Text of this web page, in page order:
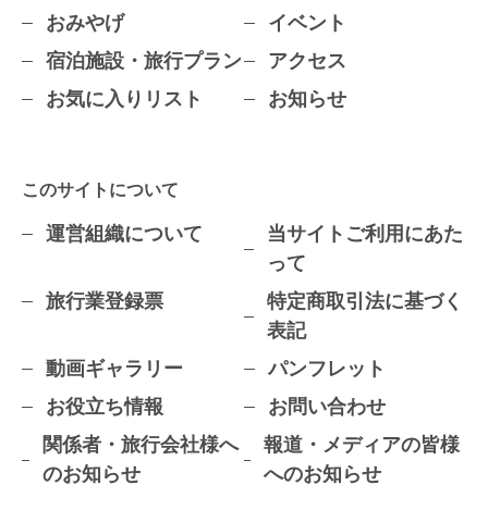
おみやげ
イベント
宿泊施設・旅行プラン
アクセス
お気に入りリスト
お知らせ
このサイトについて
運営組織について
当サイトご利用にあた
って
旅行業登録票
特定商取引法に基づく
表記
動画ギャラリー
パンフレット
お役立ち情報
お問い合わせ
関係者・旅行会社様へ
のお知らせ
報道・メディアの皆様
へのお知らせ